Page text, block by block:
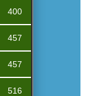
400
457
457
516